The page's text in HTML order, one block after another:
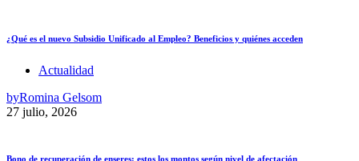
¿Qué es el nuevo Subsidio Unificado al Empleo? Beneficios y quiénes acceden
Actualidad
byRomina Gelsom
27 julio, 2026
Bono de recuperación de enseres: estos los montos según nivel de afectación